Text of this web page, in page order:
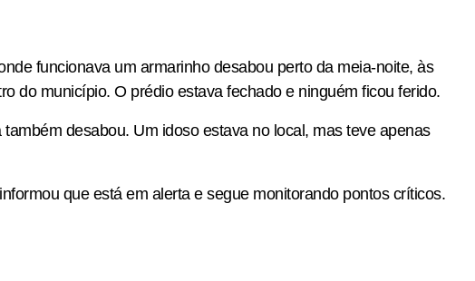
funcionava um armarinho desabou perto da meia-noite, às
do município. O prédio estava fechado e ninguém ficou ferido.
desabou. Um idoso estava no local, mas teve apenas
que está em alerta e segue monitorando pontos críticos.